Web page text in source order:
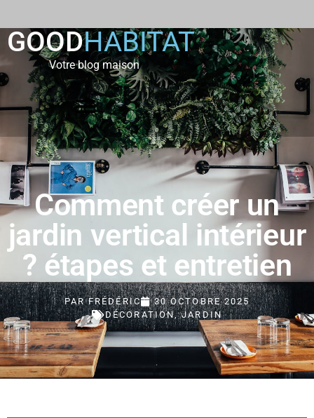
GOODHABITAT
Votre blog maison
Comment créer un
jardin vertical intérieur
? étapes et entretien
PARFRÉDÉRIC
30 OCTOBRE 2025
DÉCORATION,JARDIN